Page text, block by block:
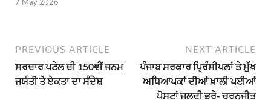
7 May 2026
PREVIOUS ARTICLE
ਸਰਦਾਰ ਪਟੇਲ ਦੀ 150ਵੀਂ ਜਨਮ
ਜਯੰਤੀ ਤੇ ਏਕਤਾ ਦਾ ਸੰਦੇਸ਼
NEXT ARTICLE
ਪੰਜਾਬ ਸਰਕਾਰ ਪ੍ਰਿੰਸੀਪਲਾਂ ਤੇ ਮੁੱਖ
ਅਧਿਆਪਕਾਂ ਦੀਆਂ ਖ਼ਾਲੀ ਪਈਆਂ
ਪੋਸਟਾਂ ਜਲਦੀ ਭਰੇ- ਚਰਨਜੀਤ